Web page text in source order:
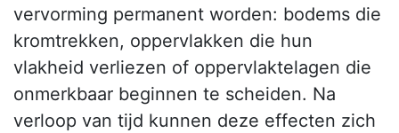
vervorming permanent worden: bodems die
kromtrekken, oppervlakken die hun
vlakheid verliezen of oppervlaktelagen die
onmerkbaar beginnen te scheiden. Na
verloop van tijd kunnen deze effecten zich